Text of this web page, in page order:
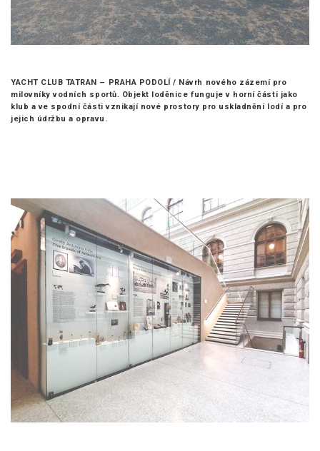
YACHT CLUB TATRAN – PRAHA PODOLÍ / Návrh nového zázemí pro
milovníky vodních sportů. Objekt loděnice funguje v horní části jako
klub a ve spodní části vznikají nové prostory pro uskladnění lodí a pro
jejich údržbu a opravu.